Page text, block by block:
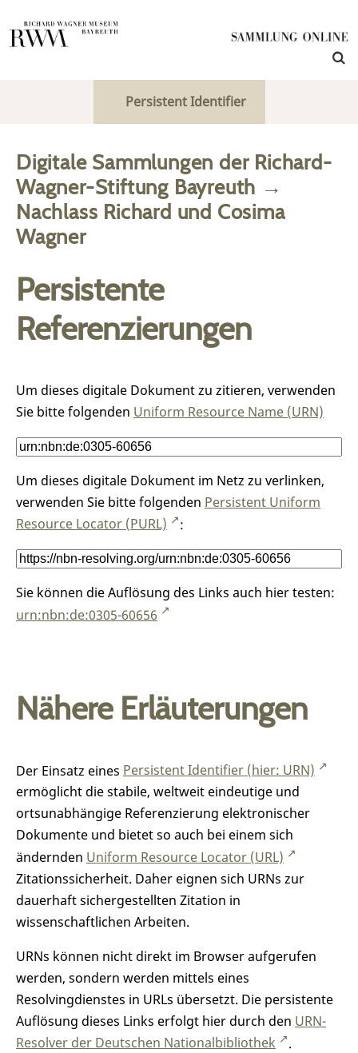
Persistent Identifier
Digitale Sammlungen der Richard-
Wagner-Stiftung Bayreuth →
Nachlass Richard und Cosima
Wagner
Persistente
Referenzierungen
Um dieses digitale Dokument zu zitieren, verwenden
Sie bitte folgenden Uniform Resource Name (URN)
Um dieses digitale Dokument im Netz zu verlinken,
verwenden Sie bitte folgenden Persistent Uniform
Resource Locator (PURL)
:
Sie können die Auflösung des Links auch hier testen:
urn:nbn:de:0305-60656
Nähere Erläuterungen
Der Einsatz eines Persistent Identifier (hier: URN)
ermöglicht die stabile, weltweit eindeutige und
ortsunabhängige Referenzierung elektronischer
Dokumente und bietet so auch bei einem sich
ändernden Uniform Resource Locator (URL)
Zitationssicherheit. Daher eignen sich URNs zur
dauerhaft sichergestellten Zitation in
wissenschaftlichen Arbeiten.
URNs können nicht direkt im Browser aufgerufen
werden, sondern werden mittels eines
Resolvingdienstes in URLs übersetzt. Die persistente
Auflösung dieses Links erfolgt hier durch den URN-
Resolver der Deutschen Nationalbibliothek
.